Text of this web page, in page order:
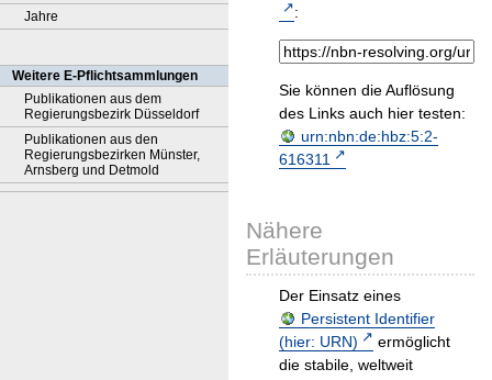
Jahre
Weitere E-Pflichtsammlungen
Publikationen aus dem
Regierungsbezirk Düsseldorf
Publikationen aus den
Regierungsbezirken Münster,
Arnsberg und Detmold
:
Sie können die Auflösung
des Links auch hier testen:
urn:nbn:de:hbz:5:2-
616311
Nähere
Erläuterungen
Der Einsatz eines
Persistent Identifier
(hier: URN)
ermöglicht
die stabile, weltweit